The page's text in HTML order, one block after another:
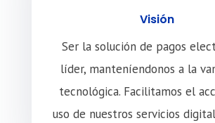
Visión
Ser la solución de pagos
líder, manteníendonos a la
tecnológica. Facilitamos el
uso de nuestros servicios